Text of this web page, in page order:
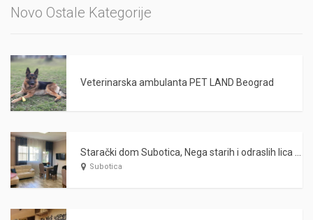
Novo Ostale Kategorije
Veterinarska ambulanta PET LAND Beograd
Subotica